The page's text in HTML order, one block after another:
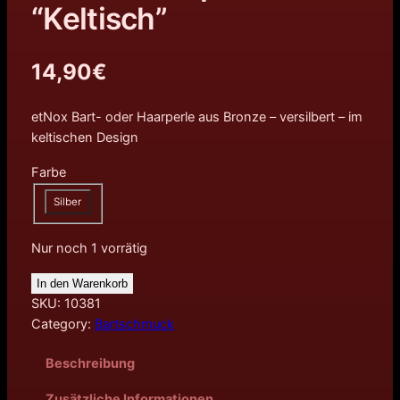
“Keltisch”
14,90€
etNox Bart- oder Haarperle aus Bronze – versilbert – im
keltischen Design
Farbe
Silber
Nur noch 1 vorrätig
In den Warenkorb
SKU: 10381
Category: Bartschmuck
Beschreibung